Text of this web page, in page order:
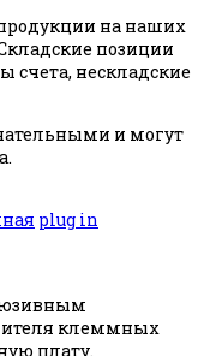
на наших
позиции
счета, нескладские
и могут
plug in
клеммных
плату.